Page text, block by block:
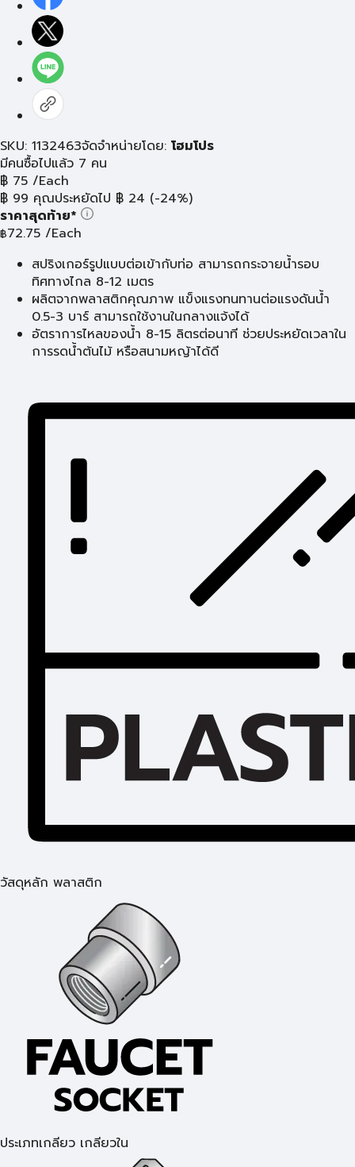
SKU: 1132463จัดจำหน่ายโดย: โฮมโปร
มีคนซื้อไปแล้ว 7 คน
฿ 75 /Each
฿ 99 คุณประหยัดไป ฿ 24 (-24%)
ราคาสุดท้าย*
฿72.75 /Each
สปริงเกอร์รูปแบบต่อเข้ากับท่อ สามารถกระจายน้ำรอบ
ทิศทางไกล 8-12 เมตร
ผลิตจากพลาสติกคุณภาพ แข็งแรงทนทานต่อแรงดันน้ำ
0.5-3 บาร์ สามารถใช้งานในกลางแจ้งได้
อัตราการไหลของน้ำ 8-15 ลิตรต่อนาที ช่วยประหยัดเวลาใน
การรดน้ำต้นไม้ หรือสนามหญ้าได้ดี
วัสดุหลัก พลาสติก
ประเภทเกลียว เกลียวใน